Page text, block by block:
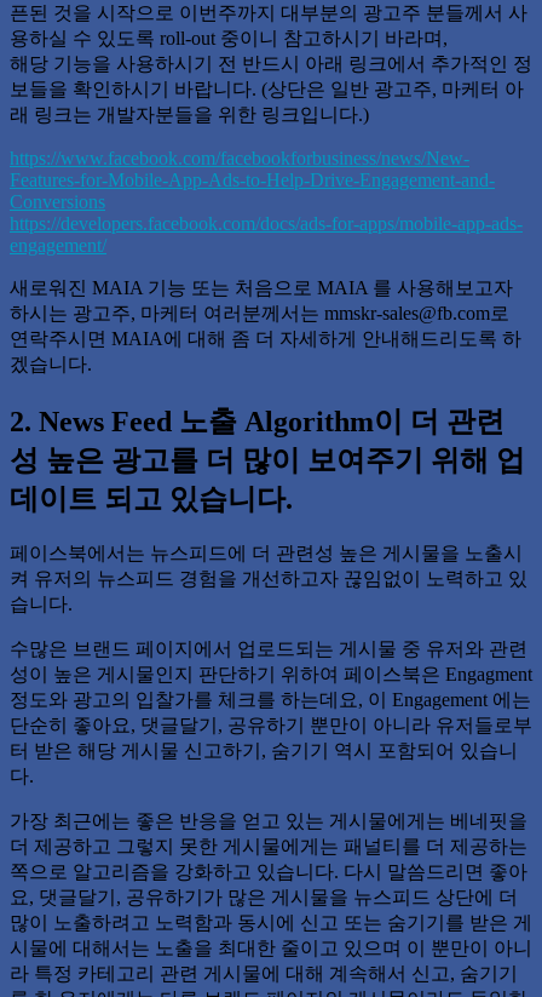
픈된 것을 시작으로 이번주까지 대부분의 광고주 분들께서 사
용하실 수 있도록 roll-out 중이니 참고하시기 바라며,
해당 기능을 사용하시기 전 반드시 아래 링크에서 추가적인 정
보들을 확인하시기 바랍니다. (상단은 일반 광고주, 마케터 아
래 링크는 개발자분들을 위한 링크입니다.)
https://www.facebook.com/facebookforbusiness/news/New-
Features-for-Mobile-App-Ads-to-Help-Drive-Engagement-and-
Conversions
https://developers.facebook.com/docs/ads-for-apps/mobile-app-ads-
engagement/
새로워진 MAIA 기능 또는 처음으로 MAIA 를 사용해보고자
하시는 광고주, 마케터 여러분께서는 mmskr-sales@fb.com로
연락주시면 MAIA에 대해 좀 더 자세하게 안내해드리도록 하
겠습니다.
2. News Feed 노출 Algorithm이 더 관련
성 높은 광고를 더 많이 보여주기 위해 업
데이트 되고 있습니다.
페이스북에서는 뉴스피드에 더 관련성 높은 게시물을 노출시
켜 유저의 뉴스피드 경험을 개선하고자 끊임없이 노력하고 있
습니다.
수많은 브랜드 페이지에서 업로드되는 게시물 중 유저와 관련
성이 높은 게시물인지 판단하기 위하여 페이스북은 Engagment
정도와 광고의 입찰가를 체크를 하는데요, 이 Engagement 에는
단순히 좋아요, 댓글달기, 공유하기 뿐만이 아니라 유저들로부
터 받은 해당 게시물 신고하기, 숨기기 역시 포함되어 있습니
다.
가장 최근에는 좋은 반응을 얻고 있는 게시물에게는 베네핏을
더 제공하고 그렇지 못한 게시물에게는 패널티를 더 제공하는
쪽으로 알고리즘을 강화하고 있습니다. 다시 말씀드리면 좋아
요, 댓글달기, 공유하기가 많은 게시물을 뉴스피드 상단에 더
많이 노출하려고 노력함과 동시에 신고 또는 숨기기를 받은 게
시물에 대해서는 노출을 최대한 줄이고 있으며 이 뿐만이 아니
라 특정 카테고리 관련 게시물에 대해 계속해서 신고, 숨기기